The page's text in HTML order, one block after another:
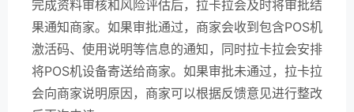
完成资料审核和风险评估后，拉卡拉会及时将审批结
果通知商家。如果审批通过，商家会收到包含POS机
激活码、使用说明等信息的通知，同时拉卡拉会安排
将POS机设备寄送给商家。如果审批未通过，拉卡拉
会向商家说明原因，商家可以根据反馈意见进行整改